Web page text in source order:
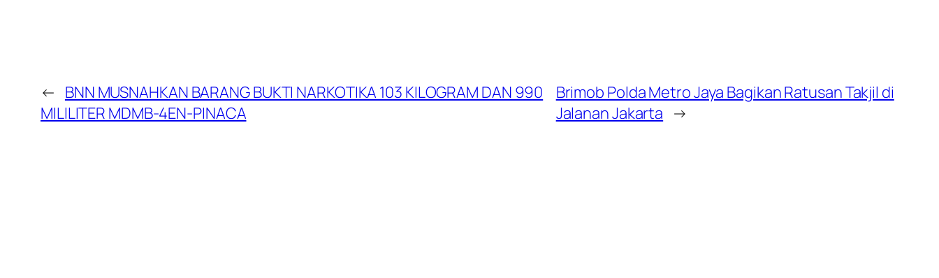
← BNN MUSNAHKAN BARANG BUKTI NARKOTIKA 103 KILOGRAM DAN 990
MILILITER MDMB-4EN-PINACA
Brimob Polda Metro Jaya Bagikan Ratusan Takjil di
Jalanan Jakarta →